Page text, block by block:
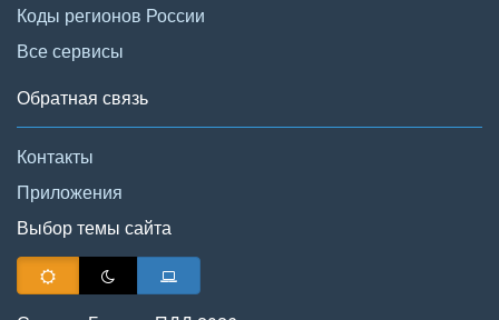
Коды регионов России
Все сервисы
Обратная связь
Контакты
Приложения
Выбор темы сайта